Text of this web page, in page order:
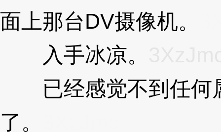
面上那台DV摄像机。
入手冰凉。
已经感觉不到任何
了。